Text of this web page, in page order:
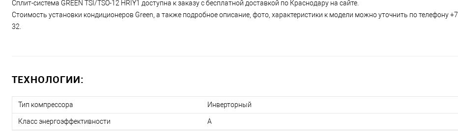
Сплит-система GREEN TSI/TSO-12 HRIY1 доступна к заказу с бесплатной доставкой по Краснодару на сайте.
Стоимость установки кондиционеров Green, а также подробное описание, фото, характеристики к модели можно уточнить по телефону
32.
ТЕХНОЛОГИИ:
Тип компрессора Инверторный
Класс энергоэффективности A